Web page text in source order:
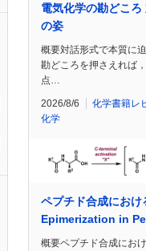
電気化学の勘どころ
の姿
概要対話形式で本質に
勘どころを押さえれば
点…
2026/8/6 化学書籍レ
化学
ペプチド合成におけ
Epimerization in
概要ペプチド合成にお